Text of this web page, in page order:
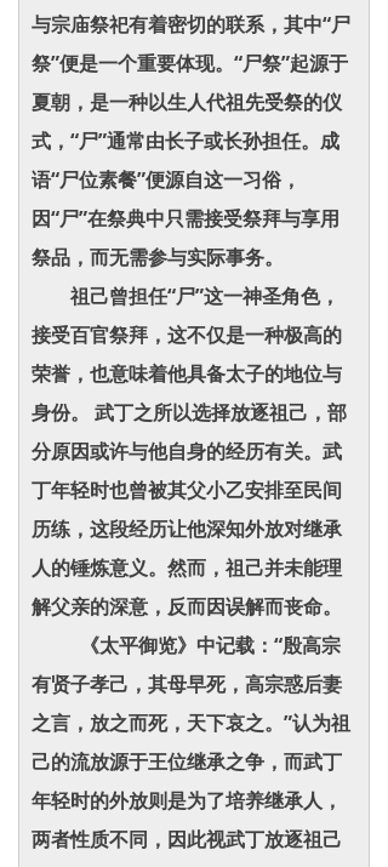
与宗庙祭祀有着密切的联系，其中“尸
祭”便是一个重要体现。“尸祭”起源于
夏朝，是一种以生人代祖先受祭的仪
式，“尸”通常由长子或长孙担任。成
语“尸位素餐”便源自这一习俗，
因“尸”在祭典中只需接受祭拜与享用
祭品，而无需参与实际事务。
祖己曾担任“尸”这一神圣角色，
接受百官祭拜，这不仅是一种极高的
荣誉，也意味着他具备太子的地位与
身份。 武丁之所以选择放逐祖己，部
分原因或许与他自身的经历有关。武
丁年轻时也曾被其父小乙安排至民间
历练，这段经历让他深知外放对继承
人的锤炼意义。然而，祖己并未能理
解父亲的深意，反而因误解而丧命。
《太平御览》中记载：“殷高宗
有贤子孝己，其母早死，高宗惑后妻
之言，放之而死，天下哀之。”认为祖
己的流放源于王位继承之争，而武丁
年轻时的外放则是为了培养继承人，
两者性质不同，因此视武丁放逐祖己